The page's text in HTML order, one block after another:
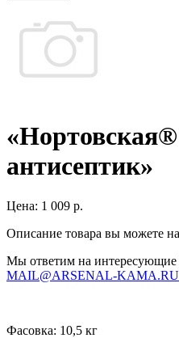
антисептик»
Цена: 1 009 р.
Описание товара вы можете
Мы ответим на интересующие
MAIL@ARSENAL-KAMA.RU
Фасовка: 10,5 кг